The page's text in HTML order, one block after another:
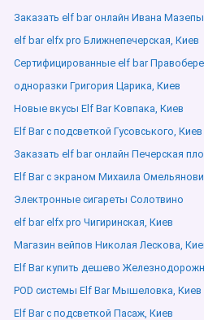
Заказать elf bar онлайн Ивана
elf bar elfx pro Ближнепечерская, Киев
Сертифицированные elf bar
одноразки Григория Царика, Киев
Новые вкусы Elf Bar Ковпака, Киев
Elf Bar с подсветкой Гусовського, Киев
Заказать elf bar онлайн Печерская
Elf Bar с экраном Михаила
Электронные сигареты Солотвино
elf bar elfx pro Чигиринская, Киев
Магазин вейпов Николая Лескова,
Elf Bar купить дешево
POD системы Elf Bar Мышеловка, Киев
Elf Bar с подсветкой Пасаж, Киев